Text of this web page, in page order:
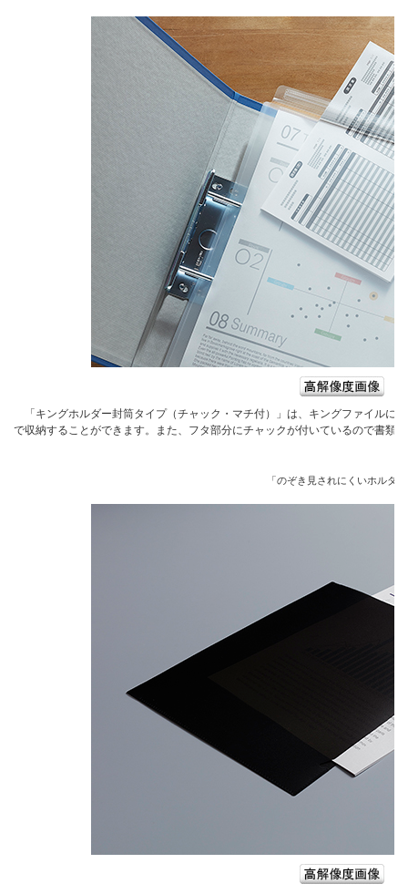
「キングホルダー封筒タイプ（チャック・マチ付）」は、キングファイルに
で収納することができます。また、フタ部分にチャックが付いているので書類
「のぞき見されにくいホルダ